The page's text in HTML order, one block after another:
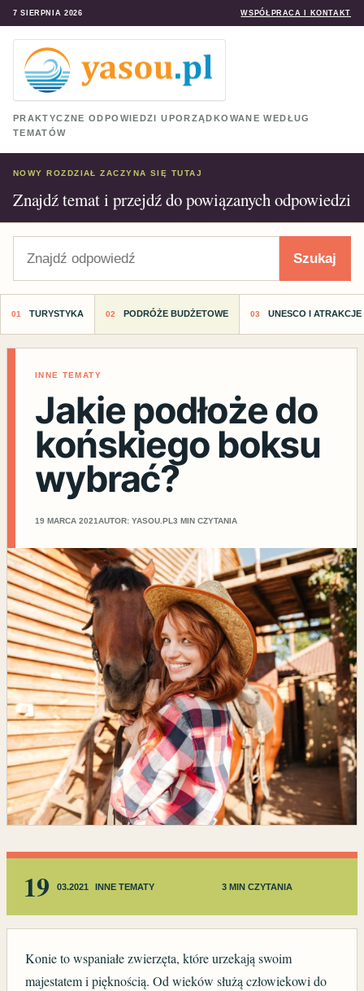
7 SIERPNIA 2026 WSPÓŁPRACA I KONTAKT
PRAKTYCZNE ODPOWIEDZI UPORZĄDKOWANE WEDŁUG
TEMATÓW
NOWY ROZDZIAŁ ZACZYNA SIĘ TUTAJ
Znajdź temat i przejdź do powiązanych odpowiedzi
Szukaj
TURYSTYKA PODRÓŻE BUDŻETOWE UNESCO I
INNE TEMATY
Jakie podłoże do
końskiego boksu
wybrać?
19 MARCA 2021AUTOR: YASOU.PL 3 MIN CZYTANIA
19 03.2021 INNE TEMATY 3 MIN CZYTANIA
Konie to wspaniałe zwierzęta, które urzekają swoim
majestatem i pięknością. Od wieków służą człowiekowi do